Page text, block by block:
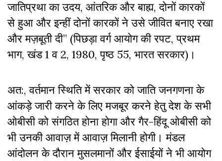
जातिप्रथा का उदय, आंतरिक और बाह्य, दोनों कारकों
से हुआ और इन्हीं दोनों कारकों ने उसे जीवित बनाए रखा
और मज़बूती दी” (पिछड़ा वर्ग आयोग की रपट, प्रथम
भाग, खंड 1 व 2, 1980, पृष्ठ 55, भारत सरकार)।
अत:, वर्तमान स्थिति में सरकार को जाति जनगणना के
आंकड़े जारी करने के लिए मजबूर करने हेतु देश के सभी
ओबीसी को संगठित होना होगा और गैर-हिंदू ओबीसी को
भी उनकी आवाज़ में आवाज़ मिलानी होगी। मंडल
आंदोलन के दौरान मुसलमानों और ईसाईयों ने भी आयोग